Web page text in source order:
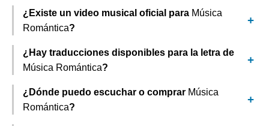
¿Existe un video musical oficial para Música
Romántica?
¿Hay traducciones disponibles para la letra de
Música Romántica?
¿Dónde puedo escuchar o comprar Música
Romántica?